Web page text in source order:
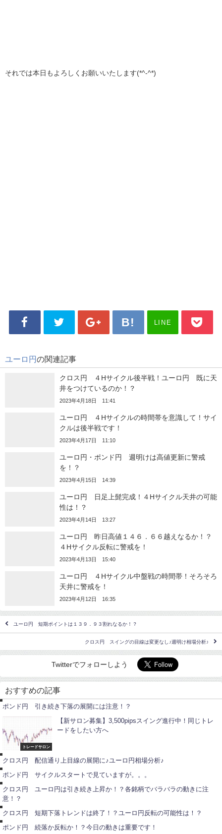
それでは本日もよろしくお願いいたします(*^-^*)
LINE
ユーロ円の関連記事
クロス円 ４Hサイクル後半戦！ユーロ円 既に天
井をつけているのか！？
2023年4月18日 11:41
ユーロ円 ４Hサイクルの時間帯を意識して！サイ
クルは後半戦です！
2023年4月17日 11:10
ユーロ円・ポンド円 週明けは高値更新に警戒
を！？
2023年4月15日 14:39
ユーロ円 日足上髭完成！４Hサイクル天井の可能
性は！？
2023年4月14日 13:27
ユーロ円 昨日高値１４６．６６越えなるか！？
４Hサイクル反転に警戒を！
2023年4月13日 15:40
ユーロ円 ４Hサイクル中盤戦の時間帯！そろそろ
天井に警戒を！
2023年4月12日 16:35
ユーロ円 短期ポイントは１３９．９３割れなるか！？
クロス円 スイングの目線は変更なし♪週明け相場分析♪
Twitterでフォローしよう
おすすめの記事
ポンド円 引き続き下落の展開には注意！？
トレードサロン
【新サロン募集】3,500pipsスイング進行中！同じトレ
ードをしたい方へ
クロス円 配信通り上目線の展開に♪ユーロ円相場分析♪
ポンド円 サイクルスタートで見ていますが。。。
クロス円 ユーロ円は引き続き上昇か！？各銘柄でバラバラの動きに注
意！？
クロス円 短期下落トレンドは終了！？ユーロ円反転の可能性は！？
ポンド円 続落か反転か！？今日の動きは重要です！